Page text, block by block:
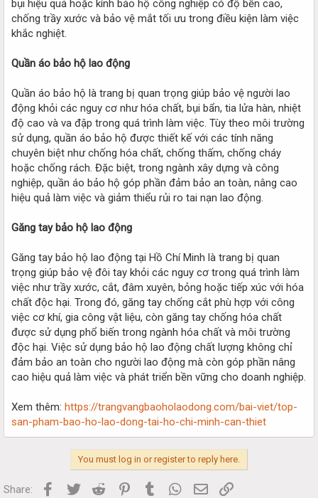
bụi hiệu quả hoặc kính bảo hộ công nghiệp có độ bền cao,
chống trầy xước và bảo vệ mắt tối ưu trong điều kiện làm việc
khắc nghiệt.
Quần áo bảo hộ lao động
Quần áo bảo hộ là trang bị quan trọng giúp bảo vệ người lao
động khỏi các nguy cơ như hóa chất, bụi bẩn, tia lửa hàn, nhiệt
độ cao và va đập trong quá trình làm việc. Tùy theo môi trường
sử dụng, quần áo bảo hộ được thiết kế với các tính năng
chuyên biệt như chống hóa chất, chống thấm, chống cháy
hoặc chống rách. Đặc biệt, trong ngành xây dựng và công
nghiệp, quần áo bảo hộ góp phần đảm bảo an toàn, nâng cao
hiệu quả làm việc và giảm thiểu rủi ro tai nạn lao động.
Găng tay bảo hộ lao động
Găng tay bảo hộ lao động tại Hồ Chí Minh là trang bị quan
trọng giúp bảo vệ đôi tay khỏi các nguy cơ trong quá trình làm
việc như trầy xước, cắt, đâm xuyên, bỏng hoặc tiếp xúc với hóa
chất độc hại. Trong đó, găng tay chống cắt phù hợp với công
việc cơ khí, gia công vật liệu, còn găng tay chống hóa chất
được sử dụng phổ biến trong ngành hóa chất và môi trường
độc hại. Việc sử dụng bảo hộ lao động chất lượng không chỉ
đảm bảo an toàn cho người lao động mà còn góp phần nâng
cao hiệu quả làm việc và phát triển bền vững cho doanh nghiệp.
Xem thêm: https://trangvangbaoholaodong.com/bai-viet/top-
san-pham-bao-ho-lao-dong-tai-ho-chi-minh-can-thiet
You must log in or register to reply here.
Share: Facebook
Twitter Reddit PinterestTumblr WhatsApp
Email